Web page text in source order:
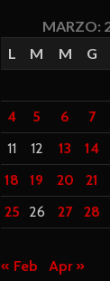
MARZO:
L
M M G
4
5 6 7
11
12 13 14
18
19 20 21
25
26 27 28
« Feb Apr »